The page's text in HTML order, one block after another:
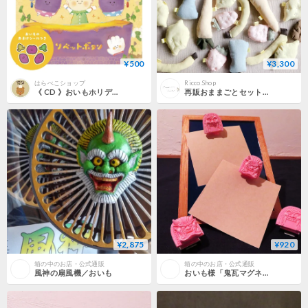
¥500
はらぺこショップ
《 CD 》おいもホリデイ
¥3,300
Ricco.Shop
再販おままごとセット （６種入り）
¥2,875
箱の中のお店・公式通販
風神の扇風機／おいも
¥920
箱の中のお店・公式通販
おいも様「鬼瓦マグネット」